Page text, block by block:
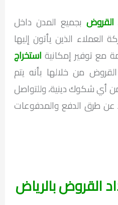
القروض بجميع المدن داخل
العملاء الذين يأتون إليها
مع توفير إمكانية استخراج
من خلالها بأنه يتم
أي شكوك دينية، وللتواصل
عن طرق الدفع والمدفوعات
القروض بالرياض